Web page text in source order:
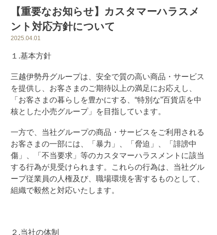
【重要なお知らせ】カスタマーハラスメ
ント対応方針について
2025.04.01
１.基本方針
三越伊勢丹グループは、安全で質の高い商品・サービス
を提供し、お客さまのご期待以上の満足にお応えし、
「お客さまの暮らしを豊かにする、“特別な”百貨店を中
核とした小売グループ」を目指しています。
一方で、当社グループの商品・サービスをご利用される
お客さまの一部には、「暴力」、「脅迫」、「誹謗中
傷」、「不当要求」等のカスタマーハラスメントに該当
する行為が見受けられます。これらの行為は、当社グル
ープ従業員の人権及び、職場環境を害するものとして、
組織で毅然と対応いたします。
２.当社の体制